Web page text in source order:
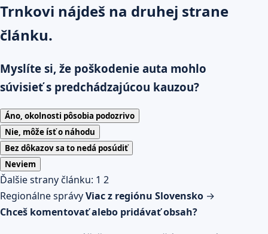
Trnkovi nájdeš na druhej strane
článku.
Myslíte si, že poškodenie auta mohlo
súvisieť s predchádzajúcou kauzou?
Áno, okolnosti pôsobia podozrivo
Nie, môže ísť o náhodu
Bez dôkazov sa to nedá posúdiť
Neviem
Ďalšie strany článku: 1 2
Regionálne správyViac z regiónu Slovensko →
Chceš komentovať alebo pridávať obsah?